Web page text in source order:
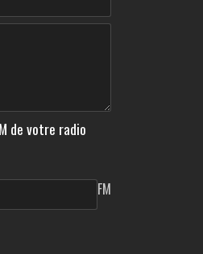
de votre radio
FM